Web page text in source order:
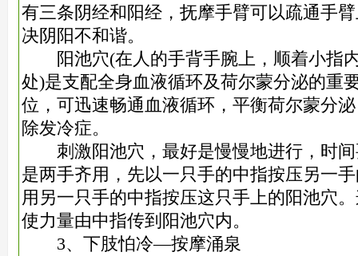
有三条阴经和阳经，抚摩手臂可以疏通手
决阴阳不和谐。
阳池穴(在人的手背手腕上，顺着小指
处)是支配全身血液循环及荷尔蒙分泌的重
位，可迅速畅通血液循环，平衡荷尔蒙分
除发冷症。
刺激阳池穴，最好是慢慢地进行，时间
是两手齐用，先以一只手的中指按压另一
用另一只手的中指按压这只手上的阳池穴
使力量由中指传到阳池穴内。
3、下肢怕冷—按摩涌泉